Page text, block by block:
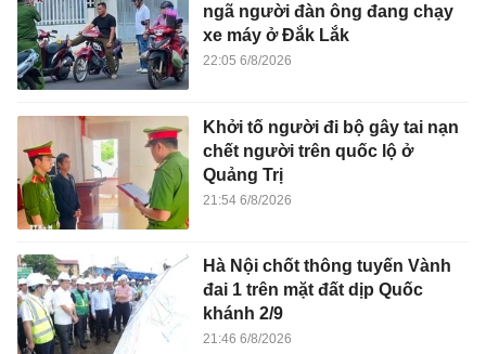
ngã người đàn ông đang chạy
xe máy ở Đắk Lắk
22:05 6/8/2026
Khởi tố người đi bộ gây tai nạn
chết người trên quốc lộ ở
Quảng Trị
21:54 6/8/2026
Hà Nội chốt thông tuyến Vành
đai 1 trên mặt đất dịp Quốc
khánh 2/9
21:46 6/8/2026